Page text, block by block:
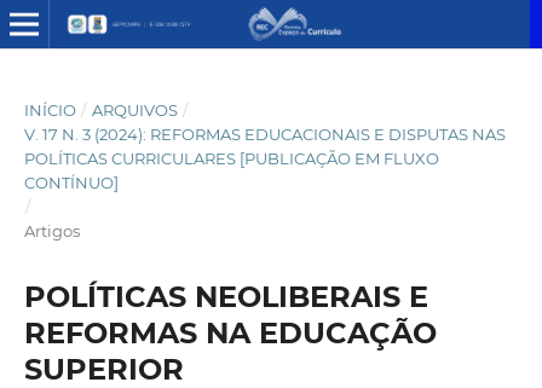
INÍCIO / ARQUIVOS /
V. 17 N. 3 (2024): REFORMAS EDUCACIONAIS E DISPUTAS NAS
POLÍTICAS CURRICULARES [PUBLICAÇÃO EM FLUXO
CONTÍNUO]
/
Artigos
POLÍTICAS NEOLIBERAIS E
REFORMAS NA EDUCAÇÃO
SUPERIOR